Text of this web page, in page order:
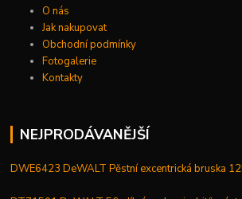
O nás
Jak nakupovat
Obchodní podmínky
Fotogalerie
Kontakty
NEJPRODÁVANĚJŠÍ
DWE6423 DeWALT Pěstní excentrická bruska